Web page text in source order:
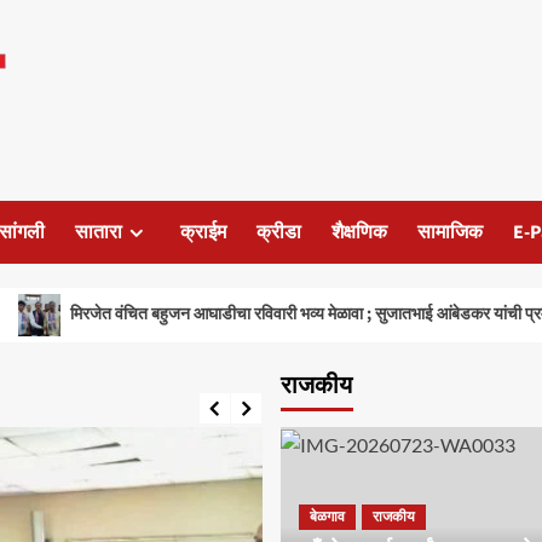
सांगली सातारा क्राईम क्रीडा शैक्षणिक सामाजिक E-
वंचित बहुजन आघाडीचा रविवारी भव्य मेळावा ; सुजातभाई आंबेडकर यांची प्रमुख उपस्थिती
राजकीय
बेळगाव राजकीय